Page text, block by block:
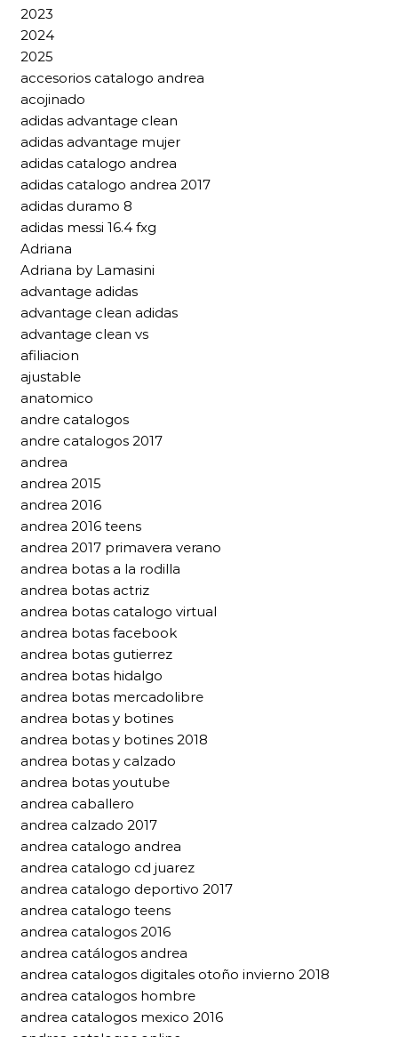
2023
2024
2025
accesorios catalogo andrea
acojinado
adidas advantage clean
adidas advantage mujer
adidas catalogo andrea
adidas catalogo andrea 2017
adidas duramo 8
adidas messi 16.4 fxg
Adriana
Adriana by Lamasini
advantage adidas
advantage clean adidas
advantage clean vs
afiliacion
ajustable
anatomico
andre catalogos
andre catalogos 2017
andrea
andrea 2015
andrea 2016
andrea 2016 teens
andrea 2017 primavera verano
andrea botas a la rodilla
andrea botas actriz
andrea botas catalogo virtual
andrea botas facebook
andrea botas gutierrez
andrea botas hidalgo
andrea botas mercadolibre
andrea botas y botines
andrea botas y botines 2018
andrea botas y calzado
andrea botas youtube
andrea caballero
andrea calzado 2017
andrea catalogo andrea
andrea catalogo cd juarez
andrea catalogo deportivo 2017
andrea catalogo teens
andrea catalogos 2016
andrea catálogos andrea
andrea catalogos digitales otoño invierno 2018
andrea catalogos hombre
andrea catalogos mexico 2016